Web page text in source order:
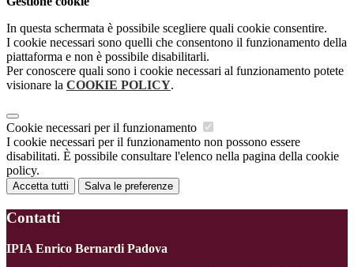
In questa schermata è possibile scegliere quali cookie consentire.
I cookie necessari sono quelli che consentono il funzionamento della
piattaforma e non è possibile disabilitarli.
Per conoscere quali sono i cookie necessari al funzionamento potete
visionare la COOKIE POLICY.
Cookie necessari per il funzionamento
I cookie necessari per il funzionamento non possono essere
disabilitati. È possibile consultare l'elenco nella pagina della cookie
policy.
Accetta tutti Salva le preferenze
Contatti
IPIA Enrico Bernardi Padova